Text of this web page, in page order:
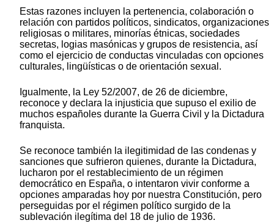
Estas razones incluyen la pertenencia, colaboración o
relación con partidos políticos, sindicatos, organizaciones
religiosas o militares, minorías étnicas, sociedades
secretas, logias masónicas y grupos de resistencia, así
como el ejercicio de conductas vinculadas con opciones
culturales, lingüísticas o de orientación sexual.
Igualmente, la Ley 52/2007, de 26 de diciembre,
reconoce y declara la injusticia que supuso el exilio de
muchos españoles durante la Guerra Civil y la Dictadura
franquista.
Se reconoce también la ilegitimidad de las condenas y
sanciones que sufrieron quienes, durante la Dictadura,
lucharon por el restablecimiento de un régimen
democrático en España, o intentaron vivir conforme a
opciones amparadas hoy por nuestra Constitución, pero
perseguidas por el régimen político surgido de la
sublevación ilegítima del 18 de julio de 1936.